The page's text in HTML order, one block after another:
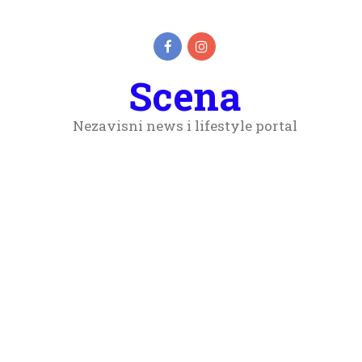
Scena
Nezavisni news i lifestyle portal